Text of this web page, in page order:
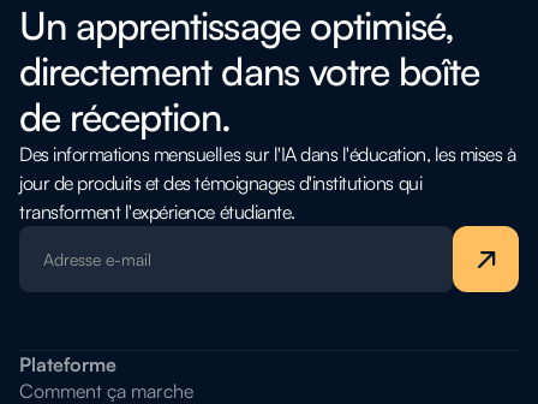
Un apprentissage optimisé,
directement dans votre boîte
de réception.
Des informations mensuelles sur l'IA dans l'éducation, les mises à
jour de produits et des témoignages d'institutions qui
transforment l'expérience étudiante.
Plateforme
Comment ça marche